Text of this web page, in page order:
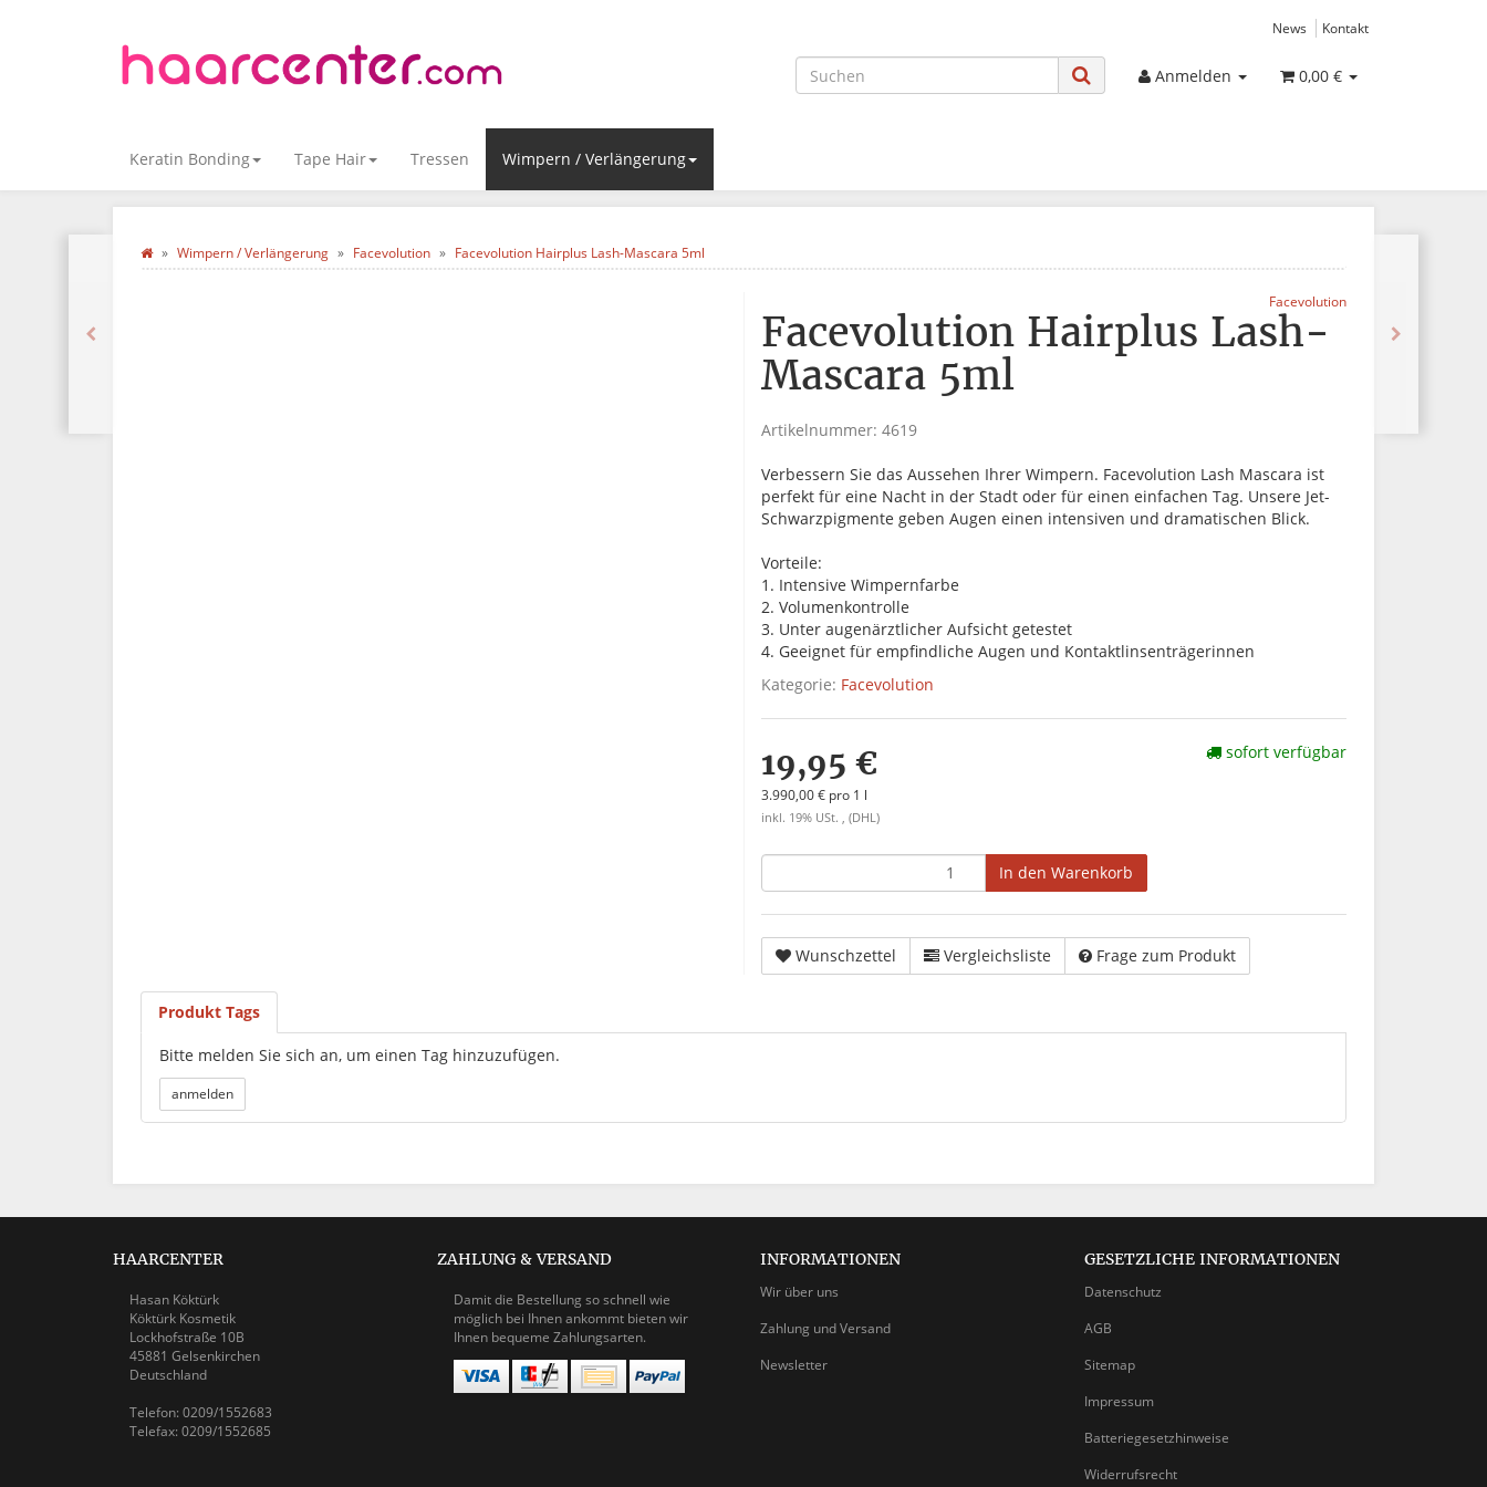
News Kontakt
Anmelden 0,00 €
Keratin Bonding Tape Hair Tressen Wimpern / Verlängerung
Wimpern / Verlängerung Facevolution Facevolution Hairplus Lash-Mascara 5ml
Facevolution
Facevolution Hairplus Lash-
Mascara 5ml
Artikelnummer: 4619
Verbessern Sie das Aussehen Ihrer Wimpern. Facevolution Lash Mascara ist
perfekt für eine Nacht in der Stadt oder für einen einfachen Tag. Unsere Jet-
Schwarzpigmente geben Augen einen intensiven und dramatischen Blick.
Vorteile:
1. Intensive Wimpernfarbe
2. Volumenkontrolle
3. Unter augenärztlicher Aufsicht getestet
4. Geeignet für empfindliche Augen und Kontaktlinsenträgerinnen
Kategorie: Facevolution
19,95 €
3.990,00 € pro 1 l
inkl. 19% USt. , (DHL)
sofort verfügbar
In den Warenkorb
Wunschzettel Vergleichsliste Frage zum Produkt
Produkt Tags
Bitte melden Sie sich an, um einen Tag hinzuzufügen.
HAARCENTER
Hasan Köktürk
Köktürk Kosmetik
Lockhofstraße 10B
45881 Gelsenkirchen
Deutschland
Telefon: 0209/1552683
Telefax: 0209/1552685
ZAHLUNG & VERSAND
Damit die Bestellung so schnell wie
möglich bei Ihnen ankommt bieten wir
Ihnen bequeme Zahlungsarten.
INFORMATIONEN
Wir über uns
Zahlung und Versand
Newsletter
GESETZLICHE INFORMATIONEN
Datenschutz
AGB
Sitemap
Impressum
Batteriegesetzhinweise
Widerrufsrecht